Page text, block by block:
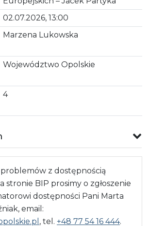
02.07.2026, 13:00
Marzena Lukowska
Województwo Opolskie
4
z dostępnością
BIP prosimy o zgłoszenie
dostępności Pani Marta
email:
, tel. +48 77 54 16 444.